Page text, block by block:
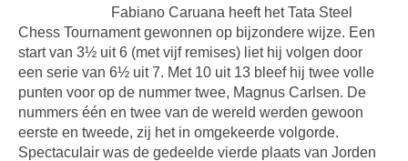
Fabiano Caruana heeft het Tata Steel
Chess Tournament gewonnen op bijzondere wijze. Een
start van 3½ uit 6 (met vijf remises) liet hij volgen door
een serie van 6½ uit 7. Met 10 uit 13 bleef hij twee volle
punten voor op de nummer twee, Magnus Carlsen. De
nummers één en twee van de wereld werden gewoon
eerste en tweede, zij het in omgekeerde volgorde.
Spectaculair was de gedeelde vierde plaats van Jorden